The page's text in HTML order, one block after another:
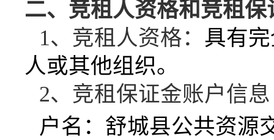
二、竞租人资格和竞租
1、竞租人资格： 具有
人或其他组织。
2、竞租保证金账户信
户名：舒城县公共资源